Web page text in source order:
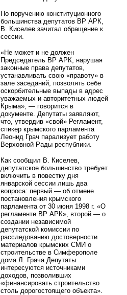
По поручению конституционного
большинства депутатов ВР АРК,
В. Киселев зачитал обращение к
сессии.
«Не может и не должен
Председатель ВР АРК, нарушая
законные права депутатов,
устанавливать свою «правоту» в
зале заседаний, позволять себе
оскорбительные выпады в адрес
уважаемых и авторитетных людей
Крыма», — говорится в
документе. Депутаты заявляют,
что, утвердив «свой» Регламент,
спикер крымского парламента
Леонид Грач парализует работу
Верховной Рады республики.
Как сообщил В. Киселев,
депутатское большинство требует
включить в повестку дня
январской сессии лишь два
вопроса: первый — об отмене
постановления крымского
парламента от 30 июня 1998 г. «О
регламенте ВР АРК», второй — о
создании независимой
депутатской комиссии по
расследованию достоверности
материалов крымских СМИ о
строительстве в Симферополе
дома Л. Грача Депутаты
интересуются источниками
доходов, позволивших
«финансировать строительство
столь дорогостоящего объекта».